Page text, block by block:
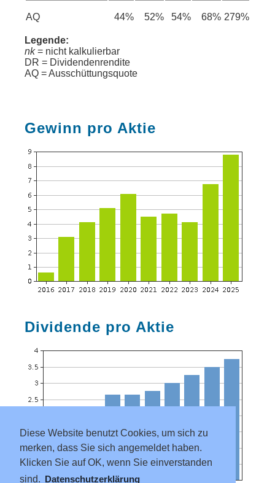
Diese Website benutzt Cookies, um sich zu
merken, dass Sie sich angemeldet haben.
Klicken Sie auf OK, wenn Sie einverstanden
sind. Datenschutzerklärung
AQ 44% 52% 54% 68% 279%
Legende:
nk= nicht kalkulierbar
DR = Dividendenrendite
AQ = Ausschüttungsquote
Gewinn pro Aktie
Dividende pro Aktie